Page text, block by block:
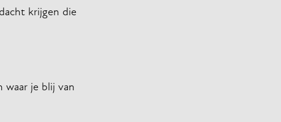
krijgen die
waar je blij van